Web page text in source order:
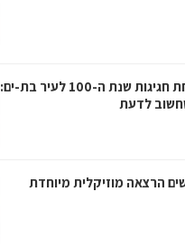
לקראת פתיחת חגיגות שנת ה-100 לעיר בת-ים:
לדעת
הרצאה מוזיקלית מיוחדת